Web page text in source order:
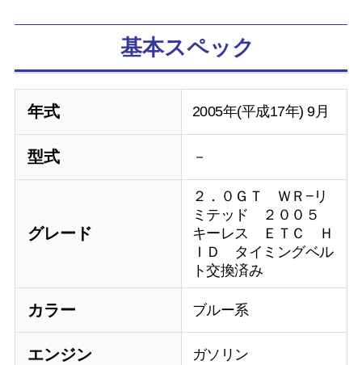
基本スペック
年式 2005年(平成17年) 9月
型式 －
グレード
２．０ＧＴ ＷＲ−リ
ミテッド ２００５
キーレス ＥＴＣ Ｈ
ＩＤ タイミングベル
ト交換済み
カラー ブルー系
エンジン ガソリン